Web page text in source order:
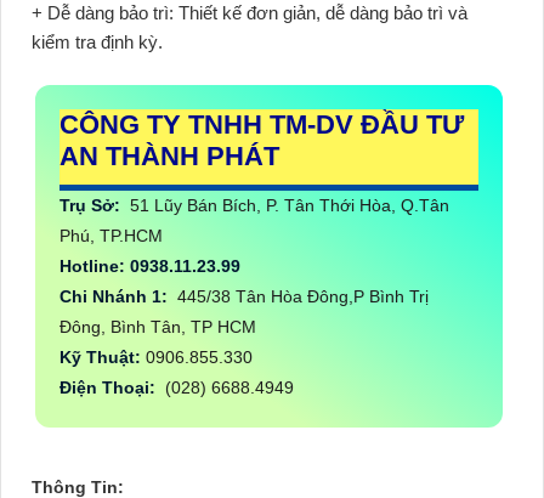
+ Dễ dàng bảo trì: Thiết kế đơn giản, dễ dàng bảo trì và
kiểm tra định kỳ.
CÔNG TY TNHH TM-DV ĐẦU TƯ
AN THÀNH PHÁT
Trụ Sở: 51 Lũy Bán Bích, P. Tân Thới Hòa, Q.Tân
Phú, TP.HCM
Hotline: 0938.11.23.99
Chi Nhánh 1: 445/38 Tân Hòa Đông,P Bình Trị
Đông, Bình Tân, TP HCM
Kỹ Thuật: 0906.855.330
Điện Thoại: (028) 6688.4949
Thông Tin: